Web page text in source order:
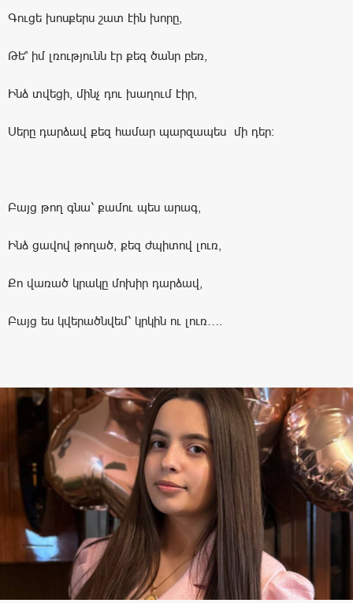
Գուցե խոսքերս շատ էին խորը,
Թե՞ իմ լռությունն էր քեզ ծանր բեռ,
Ինձ տվեցի, մինչ դու խաղում էիր,
Սերը դարձավ քեզ համար պարզապես մի դեր։
Բայց թող գնա՝ քամու պես արագ,
Ինձ ցավով թողած, քեզ ժպիտով լուռ,
Քո վառած կրակը մոխիր դարձավ,
Բայց ես կվերածնվեմ՝ կրկին ու լուռ….